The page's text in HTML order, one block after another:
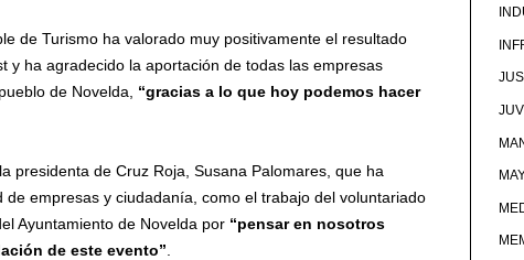
de Turismo ha valorado muy positivamente el resultado
y ha agradecido la aportación de todas las empresas
de Novelda, “gracias a lo que hoy podemos hacer
presidenta de Cruz Roja, Susana Palomares, que ha
de empresas y ciudadanía, como el trabajo del voluntariado
Ayuntamiento de Novelda por “pensar en nosotros
de este evento”